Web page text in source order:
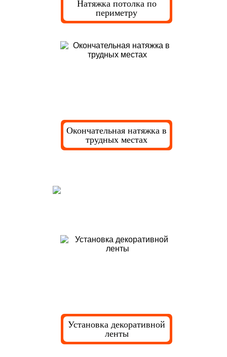
Натяжка потолка по
периметру
Окончательная натяжка в
трудных местах
Установка декоративной
ленты